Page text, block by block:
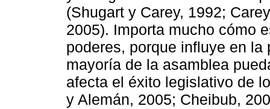
(Shugart y Carey, 1992;
2005). Importa mucho cómo
poderes, porque influye en
mayoría de la asamblea
afecta el éxito legislativo de
y Alemán, 2005; Cheibub,